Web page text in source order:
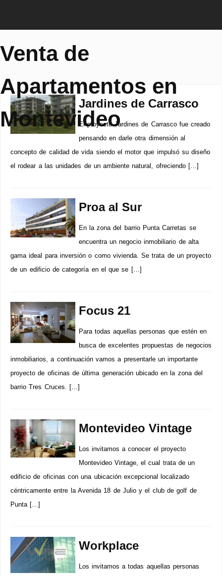
Venta de
Apartamentos en
Montevideo
Jardines de Carrasco
El proyecto Jardines de Carrasco fue creado
pensando en darle otra dimensión al
concepto de calidad de vida siendo el motor que impulsó su diseño
el rodear a las unidades de un ambiente natural, ofreciendo […]
Proa al Sur
En la zona del barrio Punta Carretas se
encuentra un negocio inmobiliario de alta
gama ideal para inversión o como vivienda. Se trata de un proyecto
de un edificio de categoría en el que se […]
Focus 21
Para todas aquellas personas que estén en
busca de excelentes propuestas de negocios
inmobiliarios, a continuación vamos a presentarle un importante
proyecto de oficinas de última generación ubicado en la zona del
barrio Tres Cruces. […]
Montevideo Vintage
Los invitamos a conocer el proyecto
Montevideo Vintage, el cual trata de un
edificio de oficinas con una ubicación excepcional localizado
céntricamente entre la Avenida 18 de Julio y el club de golf de
Punta […]
Workplace
Los invitamos a todas aquellas personas